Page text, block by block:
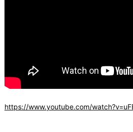
https://www.youtube.com/